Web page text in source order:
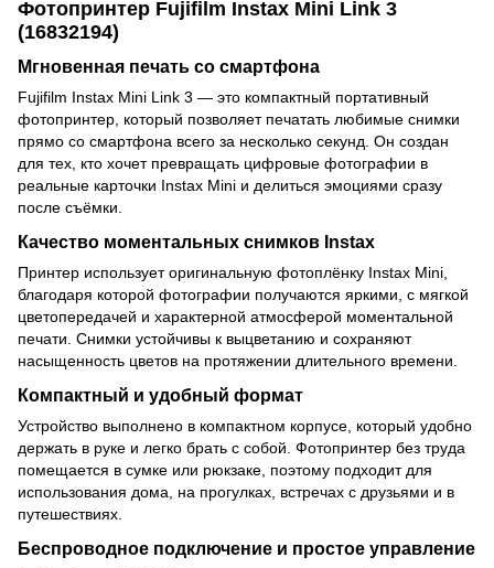
Фотопринтер Fujifilm Instax Mini Link 3
(16832194)
Мгновенная печать со смартфона
Fujifilm Instax Mini Link 3 — это компактный портативный
фотопринтер, который позволяет печатать любимые снимки
прямо со смартфона всего за несколько секунд. Он создан
для тех, кто хочет превращать цифровые фотографии в
реальные карточки Instax Mini и делиться эмоциями сразу
после съёмки.
Качество моментальных снимков Instax
Принтер использует оригинальную фотоплёнку Instax Mini,
благодаря которой фотографии получаются яркими, с мягкой
цветопередачей и характерной атмосферой моментальной
печати. Снимки устойчивы к выцветанию и сохраняют
насыщенность цветов на протяжении длительного времени.
Компактный и удобный формат
Устройство выполнено в компактном корпусе, который удобно
держать в руке и легко брать с собой. Фотопринтер без труда
помещается в сумке или рюкзаке, поэтому подходит для
использования дома, на прогулках, встречах с друзьями и в
путешествиях.
Беспроводное подключение и простое управление